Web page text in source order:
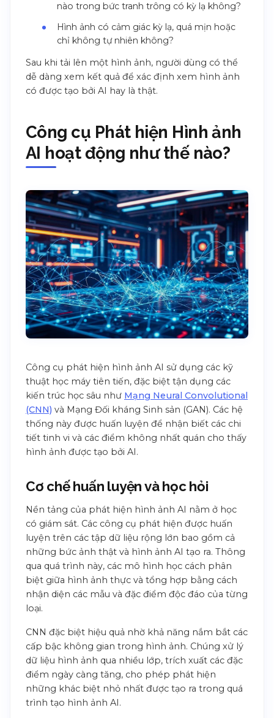
nào trong bức tranh trông có kỳ lạ không?
Hình ảnh có cảm giác kỳ lạ, quá mịn hoặc
chỉ không tự nhiên không?
Sau khi tải lên một hình ảnh, người dùng có thể
dễ dàng xem kết quả để xác định xem hình ảnh
có được tạo bởi AI hay là thật.
Công cụ Phát hiện Hình ảnh
AI hoạt động như thế nào?
Công cụ phát hiện hình ảnh AI sử dụng các kỹ
thuật học máy tiên tiến, đặc biệt tận dụng các
kiến trúc học sâu như Mạng Neural Convolutional
(CNN) và Mạng Đối kháng Sinh sản (GAN). Các hệ
thống này được huấn luyện để nhận biết các chi
tiết tinh vi và các điểm không nhất quán cho thấy
hình ảnh được tạo bởi AI.
Cơ chế huấn luyện và học hỏi
Nền tảng của phát hiện hình ảnh AI nằm ở học
có giám sát. Các công cụ phát hiện được huấn
luyện trên các tập dữ liệu rộng lớn bao gồm cả
những bức ảnh thật và hình ảnh AI tạo ra. Thông
qua quá trình này, các mô hình học cách phân
biệt giữa hình ảnh thực và tổng hợp bằng cách
nhận diện các mẫu và đặc điểm độc đáo của từng
loại.
CNN đặc biệt hiệu quả nhờ khả năng nắm bắt các
cấp bậc không gian trong hình ảnh. Chúng xử lý
dữ liệu hình ảnh qua nhiều lớp, trích xuất các đặc
điểm ngày càng tăng, cho phép phát hiện
những khác biệt nhỏ nhất được tạo ra trong quá
trình tạo hình ảnh AI.